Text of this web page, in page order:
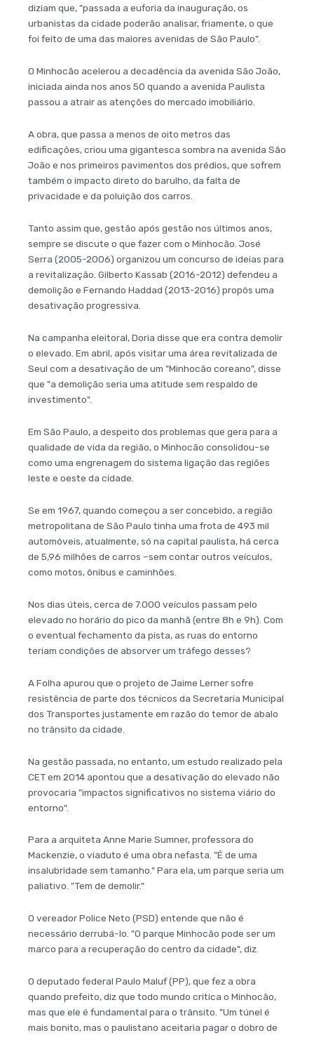
diziam que, "passada a euforia da inauguração, os
urbanistas da cidade poderão analisar, friamente, o que
foi feito de uma das maiores avenidas de São Paulo".
O Minhocão acelerou a decadência da avenida São João,
iniciada ainda nos anos 50 quando a avenida Paulista
passou a atrair as atenções do mercado imobiliário.
A obra, que passa a menos de oito metros das
edificações, criou uma gigantesca sombra na avenida São
João e nos primeiros pavimentos dos prédios, que sofrem
também o impacto direto do barulho, da falta de
privacidade e da poluição dos carros.
Tanto assim que, gestão após gestão nos últimos anos,
sempre se discute o que fazer com o Minhocão. José
Serra (2005-2006) organizou um concurso de ideias para
a revitalização. Gilberto Kassab (2016-2012) defendeu a
demolição e Fernando Haddad (2013-2016) propôs uma
desativação progressiva.
Na campanha eleitoral, Doria disse que era contra demolir
o elevado. Em abril, após visitar uma área revitalizada de
Seul com a desativação de um "Minhocão coreano", disse
que "a demolição seria uma atitude sem respaldo de
investimento".
Em São Paulo, a despeito dos problemas que gera para a
qualidade de vida da região, o Minhocão consolidou-se
como uma engrenagem do sistema ligação das regiões
leste e oeste da cidade.
Se em 1967, quando começou a ser concebido, a região
metropolitana de São Paulo tinha uma frota de 493 mil
automóveis, atualmente, só na capital paulista, há cerca
de 5,96 milhões de carros –sem contar outros veículos,
como motos, ônibus e caminhões.
Nos dias úteis, cerca de 7.000 veículos passam pelo
elevado no horário do pico da manhã (entre 8h e 9h). Com
o eventual fechamento da pista, as ruas do entorno
teriam condições de absorver um tráfego desses?
A Folha apurou que o projeto de Jaime Lerner sofre
resistência de parte dos técnicos da Secretaria Municipal
dos Transportes justamente em razão do temor de abalo
no trânsito da cidade.
Na gestão passada, no entanto, um estudo realizado pela
CET em 2014 apontou que a desativação do elevado não
provocaria "impactos significativos no sistema viário do
entorno".
Para a arquiteta Anne Marie Sumner, professora do
Mackenzie, o viaduto é uma obra nefasta. "É de uma
insalubridade sem tamanho." Para ela, um parque seria um
paliativo. "Tem de demolir."
O vereador Police Neto (PSD) entende que não é
necessário derrubá-lo. "O parque Minhocão pode ser um
marco para a recuperação do centro da cidade", diz.
O deputado federal Paulo Maluf (PP), que fez a obra
quando prefeito, diz que todo mundo critica o Minhocão,
mas que ele é fundamental para o trânsito. "Um túnel é
mais bonito, mas o paulistano aceitaria pagar o dobro de